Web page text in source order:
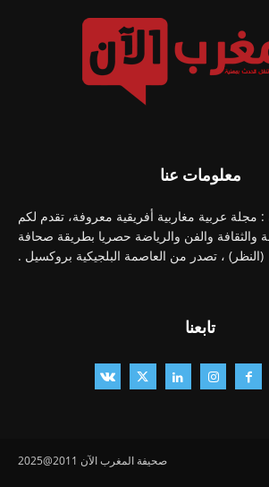
معلومات عنا
مجلة عربية مغاربية أفريقية معروفة، تقدم لكم
والثقافة والفن والرياضة حصريا بطريقة صحافة
(النظر) ، تصدر من العاصمة البلجيكية بروكسيل .
تابعنا
صحيفة المغرب الآن 2011@2025